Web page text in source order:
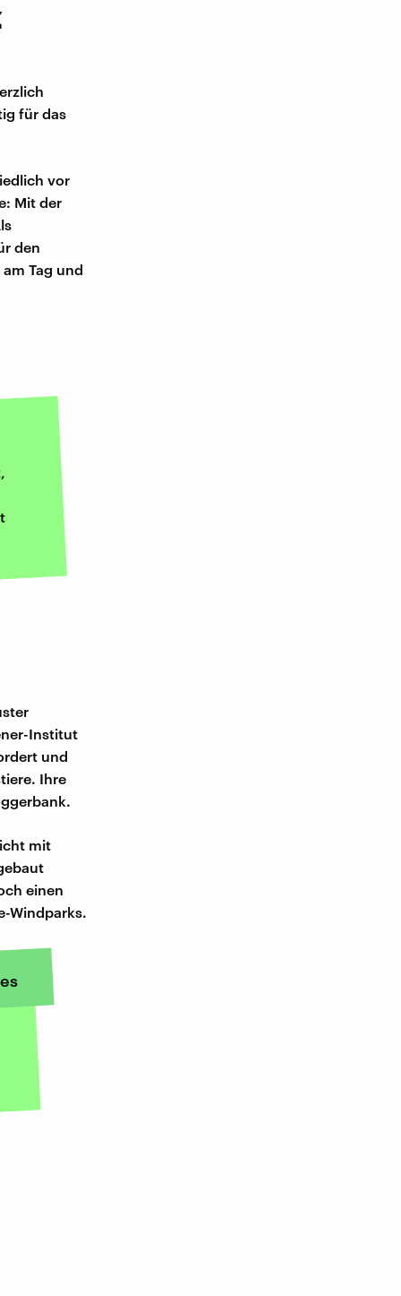
für das
vor
Mit der
den
Tag und
Institut
und
Ihre
mit
einen
Windparks.